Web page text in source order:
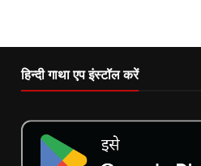
हिन्दी गाथा एप इंस्टॉल करें